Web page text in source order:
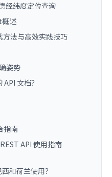
经纬度定位查询
述
方法与高效实践技巧
姿势
文档？
指南
API 使用指南
和荷兰使用？